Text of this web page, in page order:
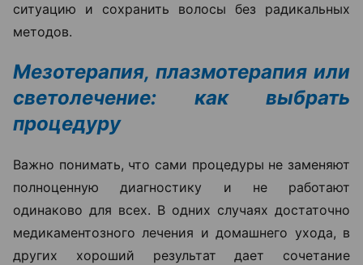
ситуацию и сохранить волосы без радикальных
методов.
Мезотерапия, плазмотерапия или
светолечение: как выбрать
процедуру
Важно понимать, что сами процедуры не заменяют
полноценную диагностику и не работают
одинаково для всех. В одних случаях достаточно
медикаментозного лечения и домашнего ухода, в
других хороший результат дает сочетание